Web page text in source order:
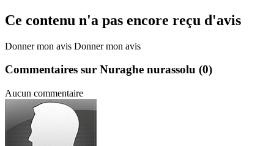
Ce contenu n'a pas encore reçu d'avis
Donner mon avis Donner mon avis
Commentaires sur Nuraghe nurassolu (0)
Aucun commentaire